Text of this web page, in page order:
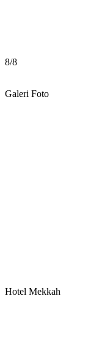
8/8
Galeri Foto
Hotel Mekkah